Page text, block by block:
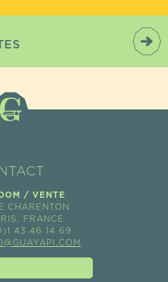
/ VENTE
CHARENTON
FRANCE
43 46 14 69